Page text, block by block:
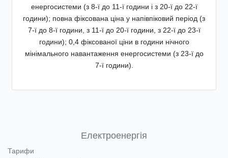
енергосистеми (з 8-ї до 11-ї години і з 20-ї до 22-ї
години); повна фіксована ціна у напівпіковий період (з
7-ї до 8-ї години, з 11-ї до 20-ї години, з 22-ї до 23-ї
години); 0,4 фіксованої ціни в години нічного
мінімального навантаження енергосистеми (з 23-ї до
7-ї години).
Електроенергія
Тарифи